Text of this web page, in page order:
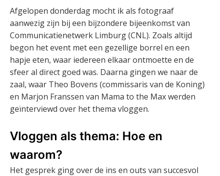
Afgelopen donderdag mocht ik als fotograaf
aanwezig zijn bij een bijzondere bijeenkomst van
Communicatienetwerk Limburg (CNL). Zoals altijd
begon het event met een gezellige borrel en een
hapje eten, waar iedereen elkaar ontmoette en de
sfeer al direct goed was. Daarna gingen we naar de
zaal, waar Theo Bovens (commissaris van de Koning)
en Marjon Franssen van Mama to the Max werden
geïnterviewd over het thema vloggen.
Vloggen als thema: Hoe en
waarom?
Het gesprek ging over de ins en outs van succesvol